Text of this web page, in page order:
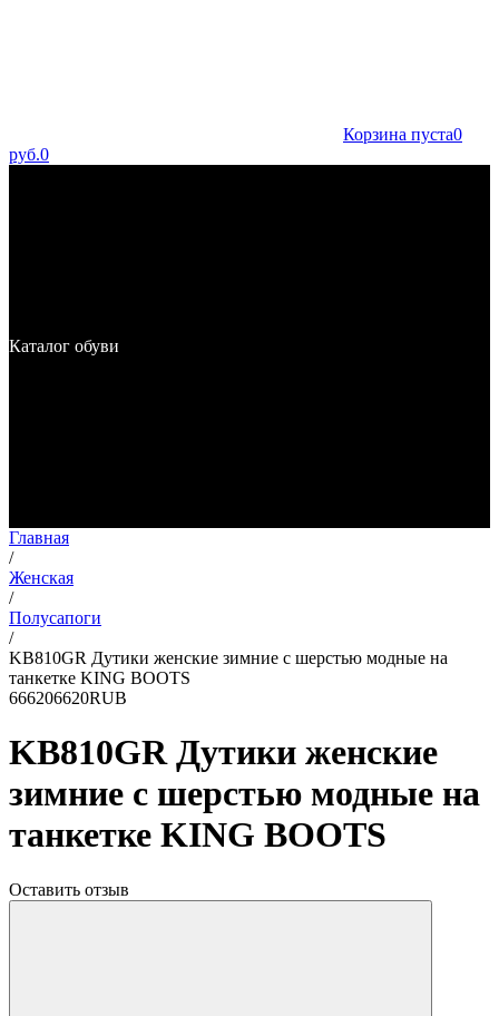
Корзина пуста0
руб.0
Каталог обуви
Главная
/
Женская
/
Полусапоги
/
KB810GR Дутики женские зимние с шерстью модные на
танкетке KING BOOTS
666206620RUB
KB810GR Дутики женские
зимние с шерстью модные на
танкетке KING BOOTS
Оставить отзыв